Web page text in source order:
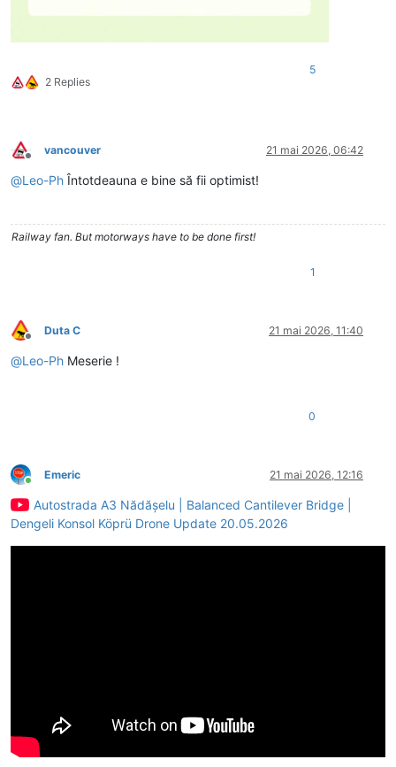
2 Replies
5
Deconectat
vancouver 21 mai 2026, 06:42
@Leo-Ph Întotdeauna e bine să fii optimist!
Railway fan. But motorways have to be done first!
1
Deconectat
Duta C 21 mai 2026, 11:40
@Leo-Ph Meserie !
0
Conectat
Emeric 21 mai 2026, 12:16
Autostrada A3 Nădășelu | Balanced Cantilever Bridge |
Dengeli Konsol Köprü Drone Update 20.05.2026